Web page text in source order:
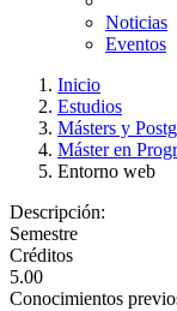
Noticias
Eventos
Inicio
Estudios
Másters y
Máster en
Entorno web
Descripción:
Semestre
Créditos
5.00
Conocimientos